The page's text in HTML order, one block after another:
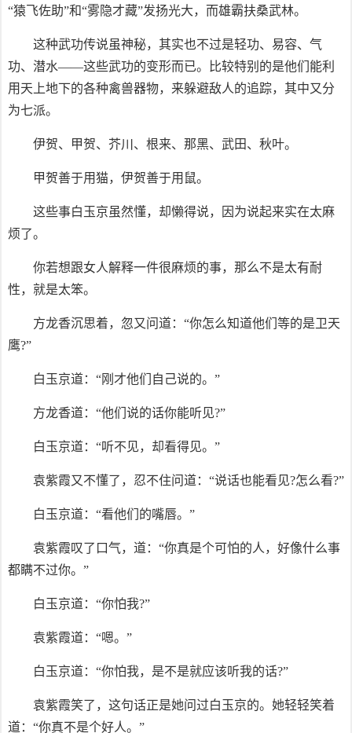
“猿飞佐助”和“雾隐才藏”发扬光大，而雄霸扶桑武林。
这种武功传说虽神秘，其实也不过是轻功、易容、气
功、潜水——这些武功的变形而已。比较特别的是他们能利
用天上地下的各种禽兽器物，来躲避敌人的追踪，其中又分
为七派。
伊贺、甲贺、芥川、根来、那黑、武田、秋叶。
甲贺善于用猫，伊贺善于用鼠。
这些事白玉京虽然懂，却懒得说，因为说起来实在太麻
烦了。
你若想跟女人解释一件很麻烦的事，那么不是太有耐
性，就是太笨。
方龙香沉思着，忽又问道：“你怎么知道他们等的是卫天
鹰?”
白玉京道：“刚才他们自己说的。”
方龙香道：“他们说的话你能听见?”
白玉京道：“听不见，却看得见。”
袁紫霞又不懂了，忍不住问道：“说话也能看见?怎么看?”
白玉京道：“看他们的嘴唇。”
袁紫霞叹了口气，道：“你真是个可怕的人，好像什么事
都瞒不过你。”
白玉京道：“你怕我?”
袁紫霞道：“嗯。”
白玉京道：“你怕我，是不是就应该听我的话?”
袁紫霞笑了，这句话正是她问过白玉京的。她轻轻笑着
道：“你真不是个好人。”